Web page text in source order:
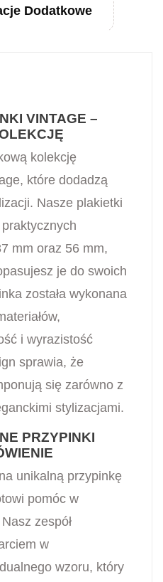
Dodatkowe
VINTAGE –
kolekcję
które dodadzą
Nasze plakietki
mm oraz 56 mm,
je do swoich
została wykonana
i wyrazistość
sprawia, że
się zarówno z
stylizacjami.
PRZYPINKI
unikalną przypinkę
pomóc w
zespół
w
wzoru, który